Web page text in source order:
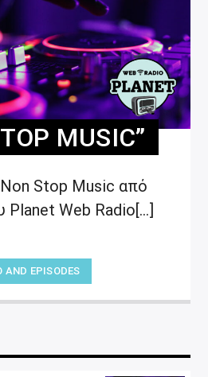
MUSIC”
Stop Music από
Planet Web Radio[...]
AND EPISODES